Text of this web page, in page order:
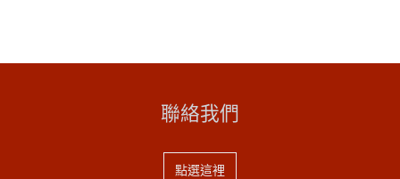
聯絡我們
點選這裡